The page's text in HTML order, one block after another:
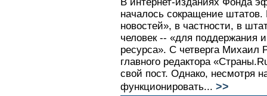
В интернет-изданиях Фонда
началось сокращение
новостей», в частности, в
человек -- «для поддержания
ресурса». С четверга Михаил
главного редактора
свой пост. Однако, несмотря
функционировать... >>